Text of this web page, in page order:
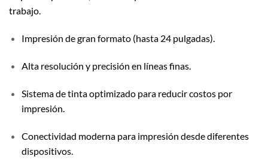
trabajo.
Impresión de gran formato (hasta 24 pulgadas).
Alta resolución y precisión en líneas finas.
Sistema de tinta optimizado para reducir costos por
impresión.
Conectividad moderna para impresión desde diferentes
dispositivos.